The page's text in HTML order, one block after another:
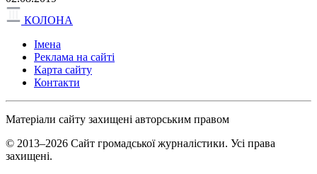
КОЛОНА
Імена
Реклама на сайті
Карта сайту
Контакти
Матеріали сайту захищені авторським правом
© 2013–2026 Сайт громадської журналістики. Усі права
захищені.